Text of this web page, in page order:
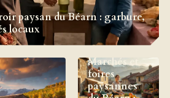
paysan du Béarn : garbure,
locaux
TRADITION
GASCONNE
Marchés et
foires
paysannes